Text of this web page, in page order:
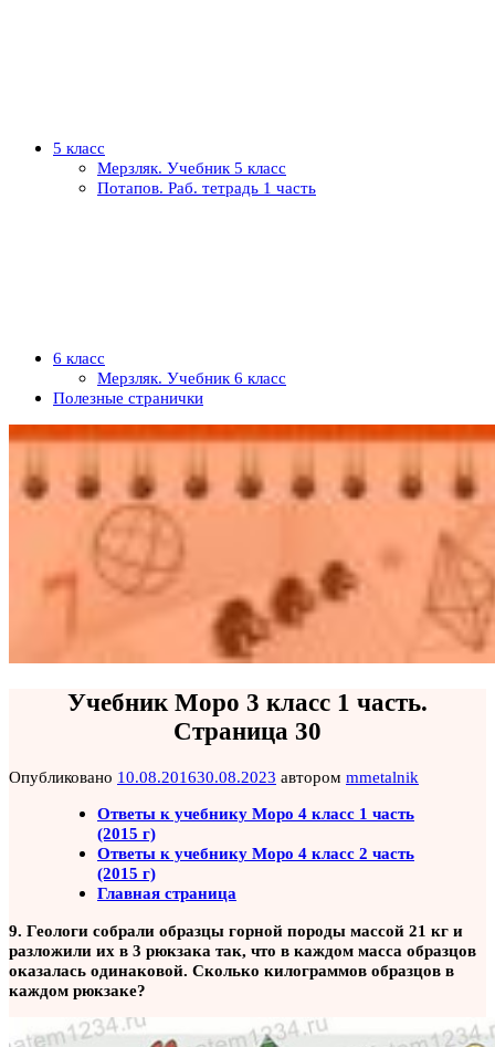
5 класс
Мерзляк. Учебник 5 класс
Потапов. Раб. тетрадь 1 часть
6 класс
Мерзляк. Учебник 6 класс
Полезные странички
Учебник Моро 3 класс 1 часть.
Страница 30
Опубликовано 10.08.201630.08.2023 автором mmetalnik
Ответы к учебнику Моро 4 класс 1 часть
(2015 г)
Ответы к учебнику Моро 4 класс 2 часть
(2015 г)
Главная страница
9. Геологи собрали образцы горной породы массой 21 кг и
разложили их в 3 рюкзака так, что в каждом масса образцов
оказалась одинаковой. Сколько килограммов образцов в
каждом рюкзаке?